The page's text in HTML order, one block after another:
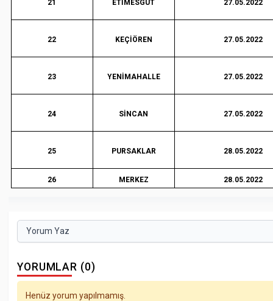
21 ETİMESGUT 27.05.2022
22 KEÇİÖREN 27.05.2022
23 YENİMAHALLE 27.05.2022
24 SİNCAN 27.05.2022
25 PURSAKLAR 28.05.2022
26 MERKEZ 28.05.2022
Yorum Yaz
YORUMLAR (0)
Henüz yorum yapılmamış.